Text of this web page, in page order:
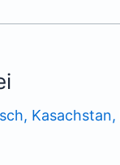
, Kasachstan,